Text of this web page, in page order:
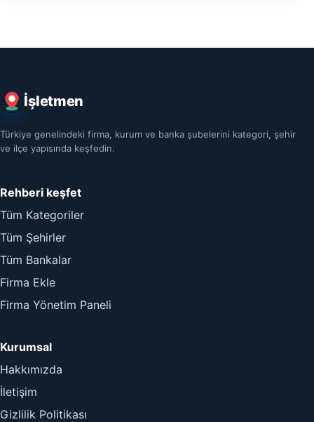
İşletmen
Türkiye genelindeki firma, kurum ve banka şubelerini kategori, şehir
ve ilçe yapısında keşfedin.
Rehberi keşfet
Tüm Kategoriler
Tüm Şehirler
Tüm Bankalar
Firma Ekle
Firma Yönetim Paneli
Kurumsal
Hakkımızda
İletişim
Gizlilik Politikası